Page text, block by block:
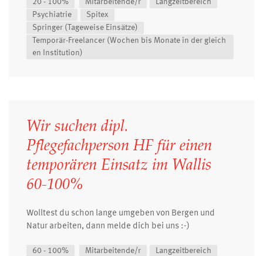
Psychiatrie
Spitex
Springer (Tageweise Einsätze)
Temporär-Freelancer (Wochen bis Monate in der gleich
en Institution)
Wir suchen dipl.
Pflegefachperson HF für einen
temporären Einsatz im Wallis
60-100%
Wolltest du schon lange umgeben von Bergen und
Natur arbeiten, dann melde dich bei uns :-)
60 - 100% Mitarbeitende/r
Langzeitbereich